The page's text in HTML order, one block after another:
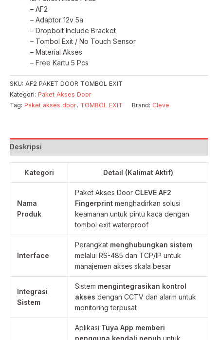
– AF2
– Adaptor 12v 5a
– Dropbolt Include Bracket
– Tombol Exit / No Touch Sensor
– Material Akses
– Free Kartu 5 Pcs
SKU: AF2 PAKET DOOR TOMBOL EXIT
Kategori: Paket Akses Door
Tag: Paket akses door, TOMBOL EXIT Brand: Cleve
Deskripsi
Kategori Detail (Kalimat Aktif)
Nama
Produk
Paket Akses Door CLEVE AF2
Fingerprint menghadirkan solusi
keamanan untuk pintu kaca dengan
tombol exit waterproof
Interface
Perangkat menghubungkan sistem
melalui RS-485 dan TCP/IP untuk
manajemen akses skala besar
Integrasi
Sistem
Sistem mengintegrasikan kontrol
akses dengan CCTV dan alarm untuk
monitoring terpusat
Aplikasi Tuya App memberi
pengguna kendali penuh untuk